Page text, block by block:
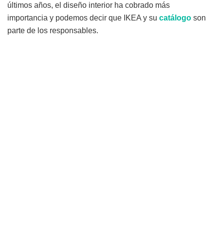
últimos años, el diseño interior ha cobrado más
importancia y podemos decir que IKEA y su catálogo son
parte de los responsables.